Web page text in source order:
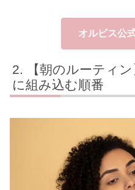
オルビス公
【朝のルーティ
に組み込む順番